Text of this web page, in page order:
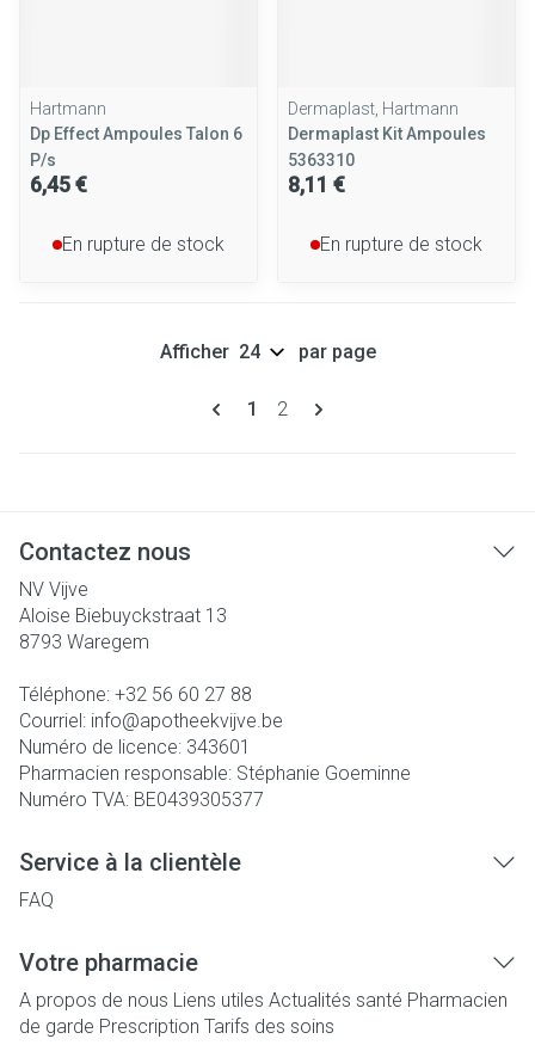
Hartmann
Dp Effect Ampoules Talon 6
P/s
6,45 €
En rupture de stock
Dermaplast, Hartmann
Dermaplast Kit Ampoules
5363310
8,11 €
En rupture de stock
Pages
Vous lisez actuellement la page
1 Page
2
Afficher par page
Contactez nous
NV Vijve
Aloise Biebuyckstraat 13
8793 Waregem
Téléphone: +32 56 60 27 88
Courriel: info@apotheekvijve.be
Numéro de licence: 343601
Pharmacien responsable: Stéphanie Goeminne
Numéro TVA: BE0439305377
Service à la clientèle
FAQ
Votre pharmacie
A propos de nous Liens utiles Actualités santé Pharmacien
de garde Prescription Tarifs des soins